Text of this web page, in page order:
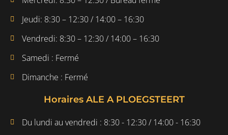
Jeudi: 8:30 – 12:30 / 14:00 – 16:30
Vendredi: 8:30 – 12:30 / 14:00 – 16:30
Samedi : Fermé
Dimanche : Fermé
Horaires ALE A PLOEGSTEERT
Du lundi au vendredi : 8:30 - 12:30 / 14:00 - 16:30